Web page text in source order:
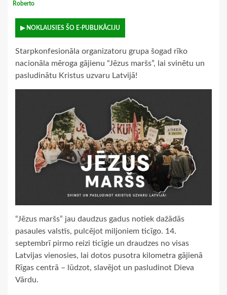
Roberto
▶ NOKLAUSIES ŠO E-PUBLIKĀCIJU
Starpkonfesionāla organizatoru grupa šogad rīko
nacionāla mēroga gājienu “Jēzus maršs”, lai svinētu un
pasludinātu Kristus uzvaru Latvijā!
“Jēzus maršs” jau daudzus gadus notiek dažādās
pasaules valstīs, pulcējot miljoniem ticīgo. 14.
septembrī pirmo reizi ticīgie un draudzes no visas
Latvijas vienosies, lai dotos pusotra kilometra gājienā
Rīgas centrā – lūdzot, slavējot un pasludinot Dieva
Vārdu.